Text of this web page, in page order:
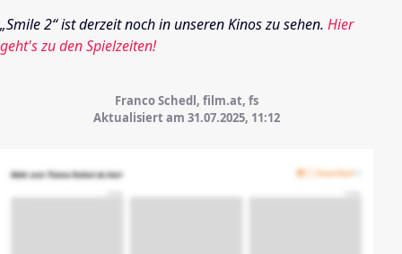
„Smile 2“ ist derzeit noch in unseren Kinos zu sehen. Hier
geht's zu den Spielzeiten!
Franco Schedl, film.at, fs
Aktualisiert am 31.07.2025, 11:12